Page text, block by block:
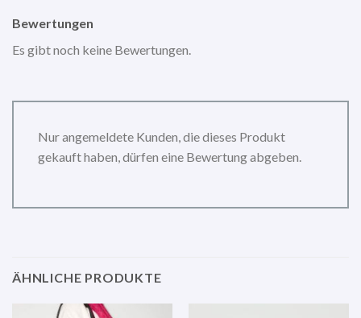
Bewertungen
Es gibt noch keine Bewertungen.
Nur angemeldete Kunden, die dieses Produkt
gekauft haben, dürfen eine Bewertung abgeben.
ÄHNLICHE PRODUKTE